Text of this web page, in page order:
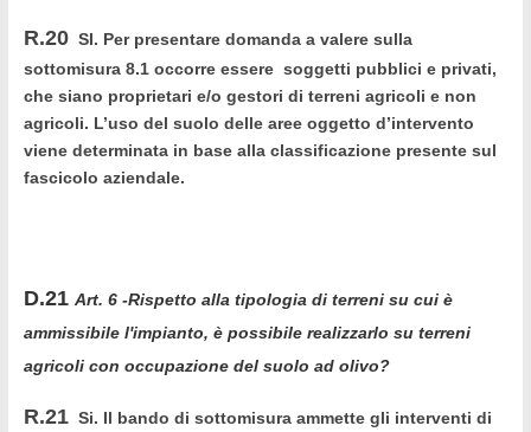
R.20 SI. Per presentare domanda a valere sulla
sottomisura 8.1 occorre essere soggetti pubblici e privati,
che siano proprietari e/o gestori di terreni agricoli e non
agricoli. L’uso del suolo delle aree oggetto d’intervento
viene determinata in base alla classificazione presente sul
fascicolo aziendale.
D.21 Art. 6 -Rispetto alla tipologia di terreni su cui è
ammissibile l'impianto, è possibile realizzarlo su terreni
agricoli con occupazione del suolo ad olivo?
R.21 Si. Il bando di sottomisura ammette gli interventi di